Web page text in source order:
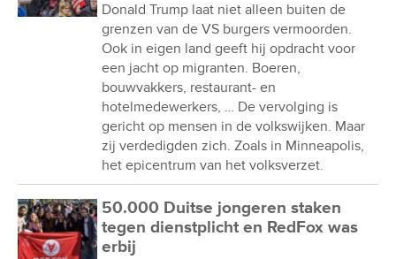
Donald Trump laat niet alleen buiten de
grenzen van de VS burgers vermoorden.
Ook in eigen land geeft hij opdracht voor
een jacht op migranten. Boeren,
bouwvakkers, restaurant- en
hotelmedewerkers, … De vervolging is
gericht op mensen in de volkswijken. Maar
zij verdedigden zich. Zoals in Minneapolis,
het epicentrum van het volksverzet.
50.000 Duitse jongeren staken
tegen dienstplicht en RedFox was
erbij